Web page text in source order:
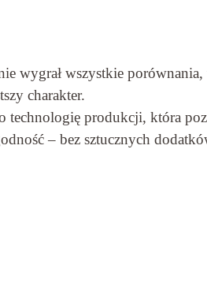
wygrał wszystkie
charakter.
technologię produkcji, która
– bez sztucznych